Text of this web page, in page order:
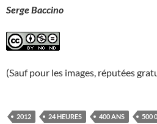
Serge Baccino
(Sauf pour les images, réputées
2012 24 HEURES 400 ANS 500